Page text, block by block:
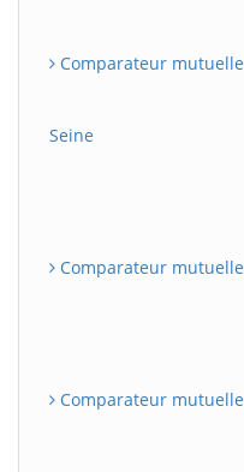
Comparateur
Seine
Comparateur
Comparateur